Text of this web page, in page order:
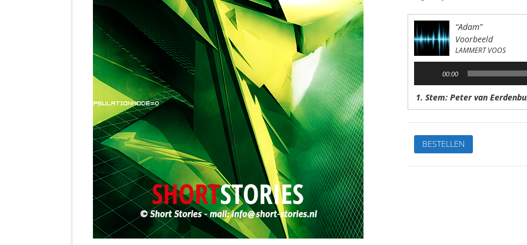
“Adam”
Voorbeeld
LAMMERT VOOS
00:00
1. Stem: Peter van
AdamVan:
Lammert
VoosStem:
BESTELLEN